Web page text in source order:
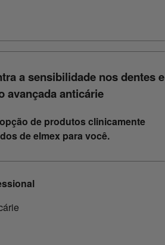
a sensibilidade nos dentes e
avançada anticárie
de produtos clinicamente
de elmex para você.
anticárie